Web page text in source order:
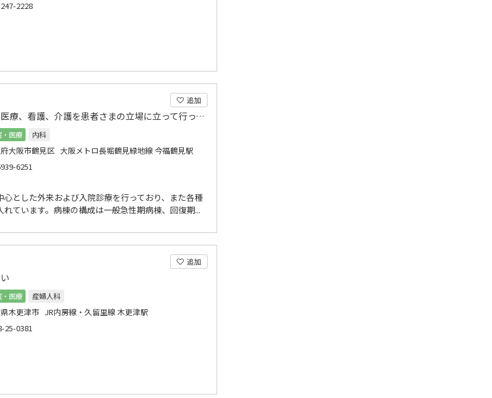
2228
追加
地域が必要とする医療、看護、介護を患者さまの立場に立って行っています。
・医療
内科
大阪市鶴見区 大阪メトロ長堀鶴見緑地線 今福鶴見駅
6251
心とした外来および入院診療を行っており、また各種
ています。病棟の構成は一般急性期病棟、回復期...
追加
・医療
産婦人科
木更津市 JR内房線・久留里線 木更津駅
25-0381